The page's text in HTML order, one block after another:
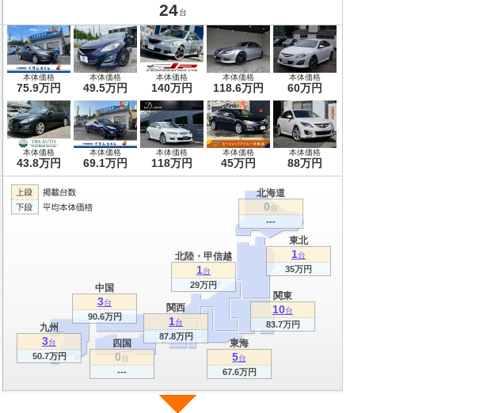
24 台
本体価格
75.9万円
本体価格
49.5万円
本体価格
140万円
本体価格
118.6万円
本体価格
60万円
本体価格
43.8万円
本体価格
69.1万円
本体価格
118万円
本体価格
45万円
本体価格
88万円
関東
10台
83.7万円
関西
1台
87.8万円
東海
5台
67.6万円
北海道
0台
---
九州
3台
50.7万円
東北
1台
35万円
北陸・甲信越
1台
29万円
中国
3台
90.6万円
四国
0台
---